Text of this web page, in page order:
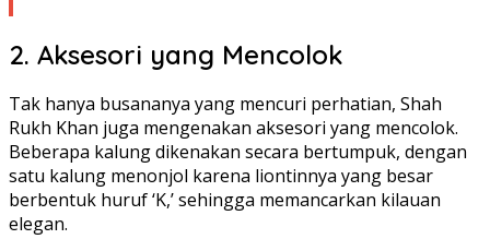
2. Aksesori yang Mencolok
Tak hanya busananya yang mencuri perhatian, Shah
Rukh Khan juga mengenakan aksesori yang mencolok.
Beberapa kalung dikenakan secara bertumpuk, dengan
satu kalung menonjol karena liontinnya yang besar
berbentuk huruf ‘K,’ sehingga memancarkan kilauan
elegan.